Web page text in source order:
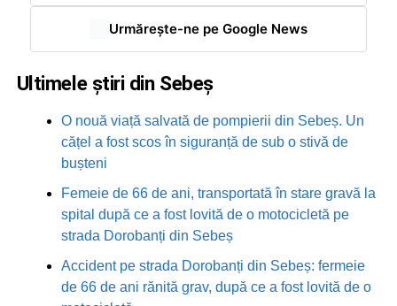
Urmărește-ne pe Google News
Ultimele știri din Sebeș
O nouă viață salvată de pompierii din Sebeș. Un
cățel a fost scos în siguranță de sub o stivă de
bușteni
Femeie de 66 de ani, transportată în stare gravă la
spital după ce a fost lovită de o motocicletă pe
strada Dorobanți din Sebeș
Accident pe strada Dorobanți din Sebeș: fermeie
de 66 de ani rănită grav, după ce a fost lovită de o